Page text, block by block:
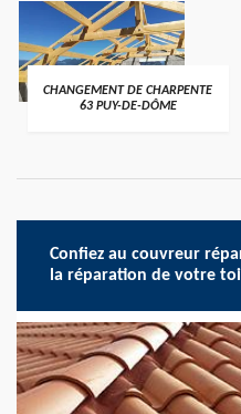
CHANGEMENT DE CHARPENTE
63 PUY-DE-DÔME
Confiez au couvreur
la réparation de votre